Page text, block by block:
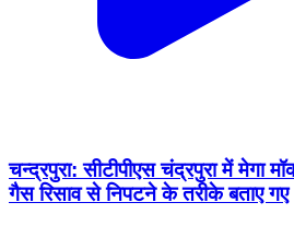
चन्द्रपुरा: सीटीपीएस चंद्रपुरा में मेगा
गैस रिसाव से निपटने के तरीके बताए गए